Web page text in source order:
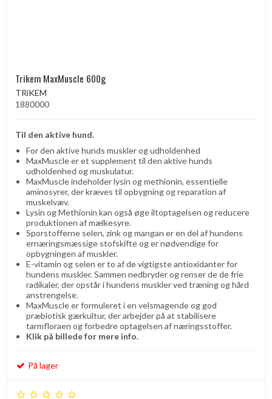
Trikem MaxMuscle 600g
TRiKEM
1880000
Til den aktive hund.
For den aktive hunds muskler og udholdenhed
MaxMuscle er et supplement til den aktive hunds
udholdenhed og muskulatur.
MaxMuscle indeholder lysin og methionin, essentielle
aminosyrer, der kræves til opbygning og reparation af
muskelvæv.
Lysin og Methionin kan også øge iltoptagelsen og reducere
produktionen af ​​mælkesyre.
Sporstofferne selen, zink og mangan er en del af hundens
ernæringsmæssige stofskifte og er nødvendige for
opbygningen af ​​muskler.
E-vitamin og selen er to af de vigtigste antioxidanter for
hundens muskler. Sammen nedbryder og renser de de frie
radikaler, der opstår i hundens muskler ved træning og hård
anstrengelse.
MaxMuscle er formuleret i en velsmagende og god
præbiotisk gærkultur, der arbejder på at stabilisere
tarmfloraen og forbedre optagelsen af ​​næringsstoffer.
Klik på billede for mere info.
På lager